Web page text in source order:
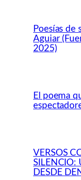
Poesías de
Aguiar
2025)
El poema
VERSOS
SILENCIO:
DESDE